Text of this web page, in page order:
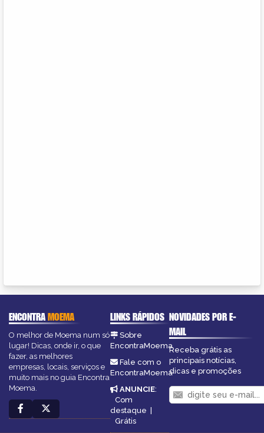
ENCONTRAMOEMA
O melhor de Moema num só
lugar! Dicas, onde ir, o que
fazer, as melhores
empresas, locais, serviços e
muito mais no guia Encontra
Moema.
LINKS RÁPIDOS
Sobre
EncontraMoema
Fale com o
EncontraMoema
ANUNCIE:
Com
destaque |
Grátis
NOVIDADES POR E-
MAIL
Receba grátis as
principais notícias,
dicas e promoções